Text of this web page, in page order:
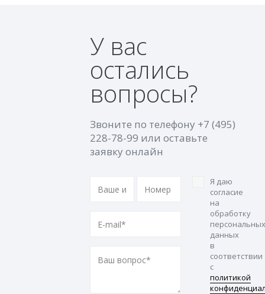
У вас
остались
вопросы?
Звоните по телефону +7 (495)
228-78-99 или оставьте
заявку онлайн
Я даю
согласие
на
обработку
персональных
данных
в
соответствии
с
политикой